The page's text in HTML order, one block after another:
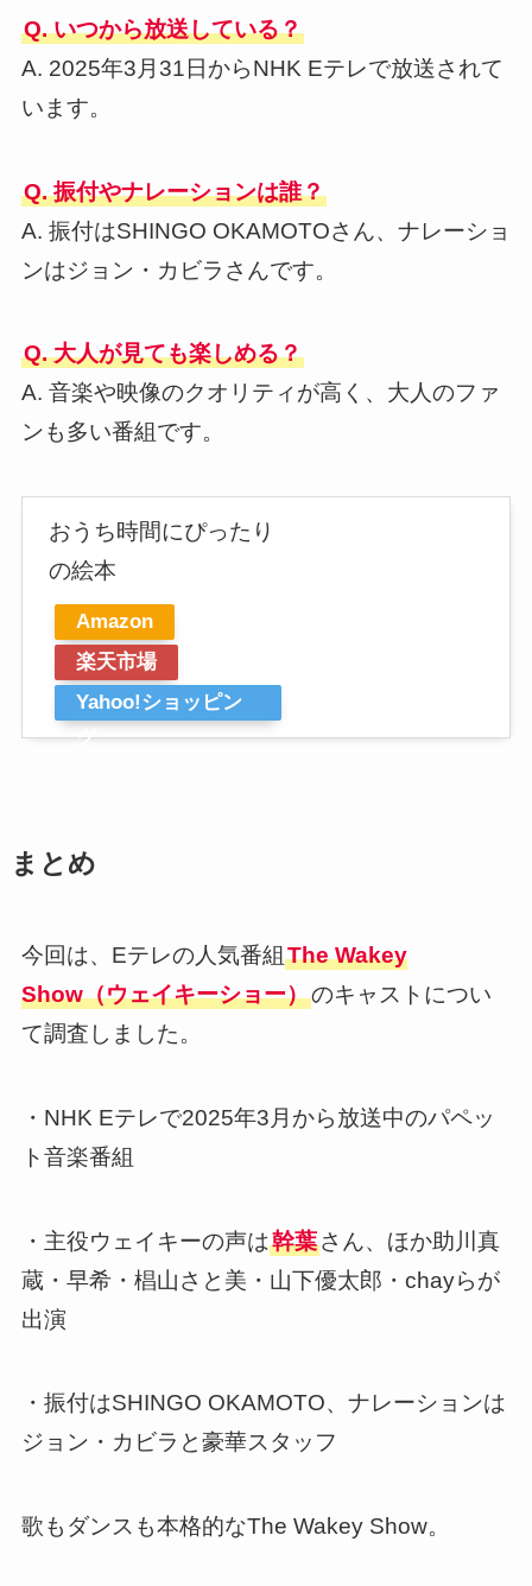
Q. いつから放送している？
A. 2025年3月31日からNHK Eテレで放送されて
います。
Q. 振付やナレーションは誰？
A. 振付はSHINGO OKAMOTOさん、ナレーショ
ンはジョン・カビラさんです。
Q. 大人が見ても楽しめる？
A. 音楽や映像のクオリティが高く、大人のファ
ンも多い番組です。
おうち時間にぴったり
の絵本
Amazon
楽天市場
Yahoo!ショッピン
グ
まとめ
今回は、Eテレの人気番組 The Wakey
Show（ウェイキーショー）のキャストについ
て調査しました。
・NHK Eテレで2025年3月から放送中のパペッ
ト音楽番組
・主役ウェイキーの声は幹葉さん、ほか助川真
蔵・早希・椙山さと美・山下優太郎・chayらが
出演
・振付はSHINGO OKAMOTO、ナレーションは
ジョン・カビラと豪華スタッフ
歌もダンスも本格的なThe Wakey Show。